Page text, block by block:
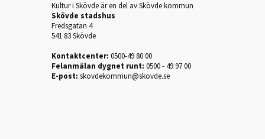
Kultur i Skövde är en del av Skövde kommun
Skövde stadshus
Fredsgatan 4
541 83 Skövde
Kontaktcenter: 0500-49 80 00
Felanmälan dygnet runt: 0500 - 49 97 00
E-post: skovdekommun@skovde.se